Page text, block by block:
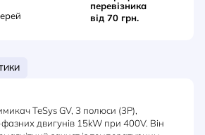
перевізника
від 70 грн.
TeSys GV, 3 полюси (3P),
двигунів 15kW при 400V. Він